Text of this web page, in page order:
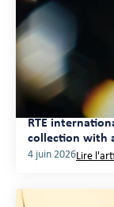
RTE
collection with
4 juin 2026Lire